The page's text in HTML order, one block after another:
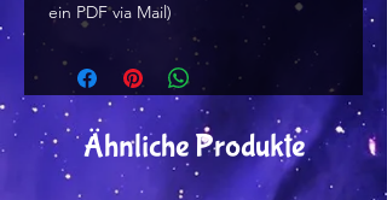
ein PDF via Mail)
Ähnliche Produkte